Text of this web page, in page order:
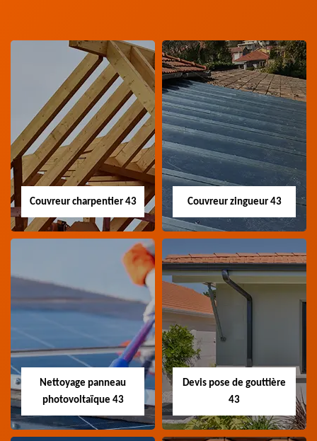
Couvreur charpentier 43
Couvreur
charpentier 43
Artisan couvreur
charpentier 43 Haute-
Couvreur zingueur 43
Couvreur zingueur
Artisan couvreur
zingueur 43 Haute-Loire
Nettoyage panneau
photovoltaïque 43
Devis pose de gouttière
43